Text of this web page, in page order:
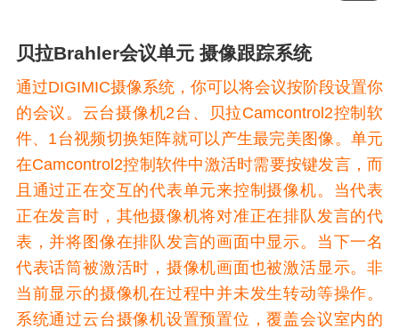
贝拉Brahler会议单元 摄像跟踪系统
通过DIGIMIC摄像系统，你可以将会议按阶段设置你
的会议。云台摄像机2台、贝拉Camcontrol2控制软
件、1台视频切换矩阵就可以产生最完美图像。单元
在Camcontrol2控制软件中激活时需要按键发言，而
且通过正在交互的代表单元来控制摄像机。当代表
正在发言时，其他摄像机将对准正在排队发言的代
表，并将图像在排队发言的画面中显示。当下一名
代表话筒被激活时，摄像机画面也被激活显示。非
当前显示的摄像机在过程中并未发生转动等操作。
系统通过云台摄像机设置预置位，覆盖会议室内的